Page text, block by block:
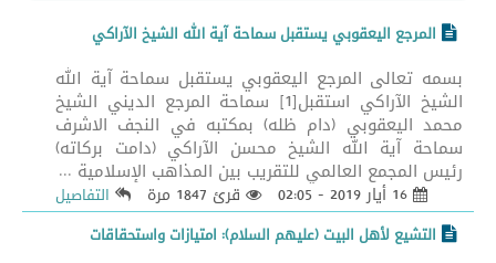
المرجع اليعقوبي يستقبل سماحة آية الله الشيخ الآراكي
بسمه تعالى المرجع اليعقوبي يستقبل سماحة آية الله
الشيخ الآراكي استقبل[1] سماحة المرجع الديني الشيخ
محمد اليعقوبي (دام ظله) بمكتبه في النجف الاشرف
سماحة آية الله الشيخ محسن الآراكي (دامت بركاته)
رئيس المجمع العالمي للتقريب بين المذاهب الإسلامية ...
قرئ 1847 مرة
التفاصيل
التشيع لأهل البيت (عليهم السلام): امتيازات واستحقاقات